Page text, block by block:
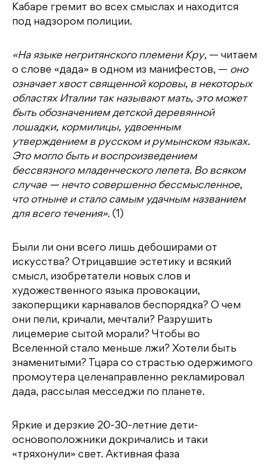
Кабаре гремит во всех смыслах и находится
под надзором полиции.
«На языке негритянского племени Кру, — читаем
о слове «дада» в одном из манифестов, — оно
означает хвост священной коровы, в некоторых
областях Италии так называют мать, это может
быть обозначением детской деревянной
лошадки, кормилицы, удвоенным
утверждением в русском и румынском языках.
Это могло быть и воспроизведением
бессвязного младенческого лепета. Во всяком
случае — нечто совершенно бессмысленное,
что отныне и стало самым удачным названием
для всего течения». (1)
Были ли они всего лишь дебоширами от
искусства? Отрицавшие эстетику и всякий
смысл, изобретатели новых слов и
художественного языка провокации,
закоперщики карнавалов беспорядка? О чем
они пели, кричали, мечтали? Разрушить
лицемерие сытой морали? Чтобы во
Вселенной стало меньше лжи? Хотели быть
знаменитыми? Тцара со страстью одержимого
промоутера целенаправленно рекламировал
дада, рассылая месседжи по планете.
Яркие и дерзкие 20-30-летние дети-
основоположники докричались и таки
«тряхонули» свет. Активная фаза